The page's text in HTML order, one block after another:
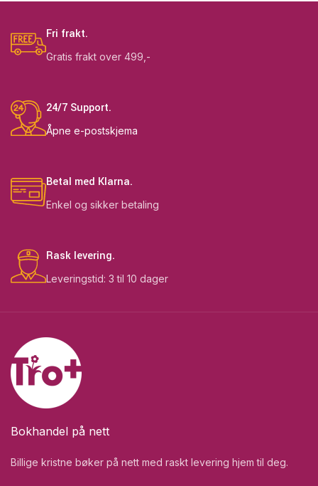
Fri frakt.
Gratis frakt over 499,-
24/7 Support.
Åpne e-postskjema
Betal med Klarna.
Enkel og sikker betaling
Rask levering.
Leveringstid: 3 til 10 dager
Bokhandel på nett
Billige kristne bøker på nett med raskt levering hjem til deg.